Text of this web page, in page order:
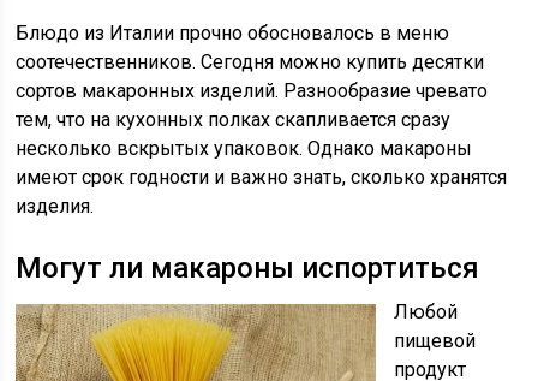
Блюдо из Италии прочно обосновалось в меню
соотечественников. Сегодня можно купить десятки
сортов макаронных изделий. Разнообразие чревато
тем, что на кухонных полках скапливается сразу
несколько вскрытых упаковок. Однако макароны
имеют срок годности и важно знать, сколько хранятся
изделия.
Могут ли макароны испортиться
Любой
пищевой
продукт